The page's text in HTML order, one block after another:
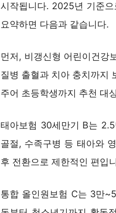
시작됩니다. 2025년 기준
요약하면 다음과 같습니다.
먼저, 비갱신형 어린이건강
질병 출혈과 치아 충치까지
주어 초등학생까지 추천 대
태아보험 30세만기 B는
골절, 수족구병 등 태아와
후 전환으로 제한적인 편입
통합 올인원보험 C는 3만